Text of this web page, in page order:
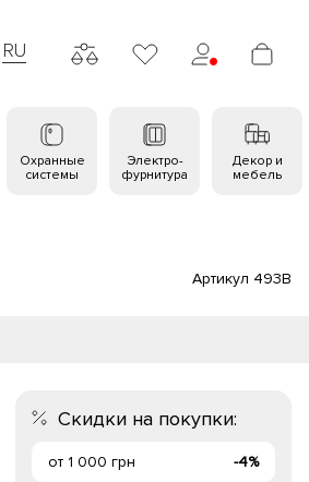
RU
Охранные
системы
Электро-
фурнитура
Декор и
мебель
Артикул 493B
Скидки на покупки:
от 1 000 грн -4%